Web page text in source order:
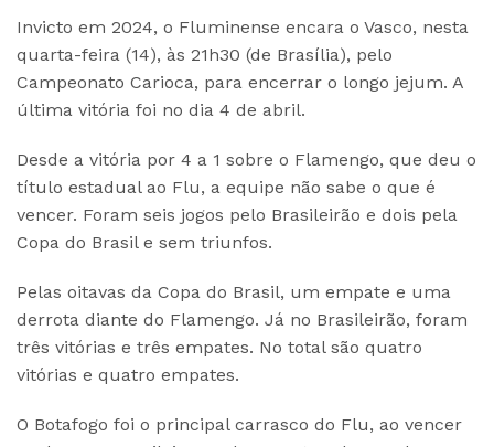
Invicto em 2024, o Fluminense encara o Vasco, nesta
quarta-feira (14), às 21h30 (de Brasília), pelo
Campeonato Carioca, para encerrar o longo jejum. A
última vitória foi no dia 4 de abril.
Desde a vitória por 4 a 1 sobre o Flamengo, que deu o
título estadual ao Flu, a equipe não sabe o que é
vencer. Foram seis jogos pelo Brasileirão e dois pela
Copa do Brasil e sem triunfos.
Pelas oitavas da Copa do Brasil, um empate e uma
derrota diante do Flamengo. Já no Brasileirão, foram
três vitórias e três empates. No total são quatro
vitórias e quatro empates.
O Botafogo foi o principal carrasco do Flu, ao vencer